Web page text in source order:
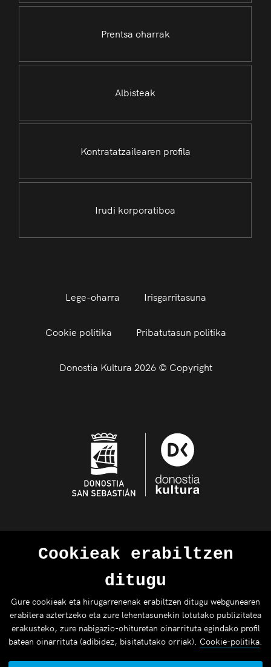
Prentsa oharrak
Albisteak
Kontratatzailearen profila
Irudi korporatiboa
Lege-oharra Irisgarritasuna
Cookie politika Pribatutasun politika
Donostia Kultura 2026 © Copyright
Cookieak erabiltzen
ditugu
Gure cookieak eta hirugarrenenak erabiltzen ditugu webgunearen
erabilera aztertzeko eta zure lehentasunekin lotutako publizitatea
erakusteko, zure nabigazio-ohituretan oinarrituta egindako profil
batean oinarrituta (adibidez, bisitatutako orriak). Cookie-politika.